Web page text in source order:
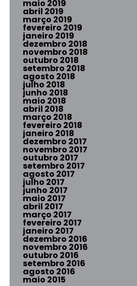
maio 2019
abril 2019
março 2019
fevereiro 2019
janeiro 2019
dezembro 2018
novembro 2018
outubro 2018
setembro 2018
agosto 2018
julho 2018
junho 2018
maio 2018
abril 2018
março 2018
fevereiro 2018
janeiro 2018
dezembro 2017
novembro 2017
outubro 2017
setembro 2017
agosto 2017
julho 2017
junho 2017
maio 2017
abril 2017
março 2017
fevereiro 2017
janeiro 2017
dezembro 2016
novembro 2016
outubro 2016
setembro 2016
agosto 2016
maio 2015